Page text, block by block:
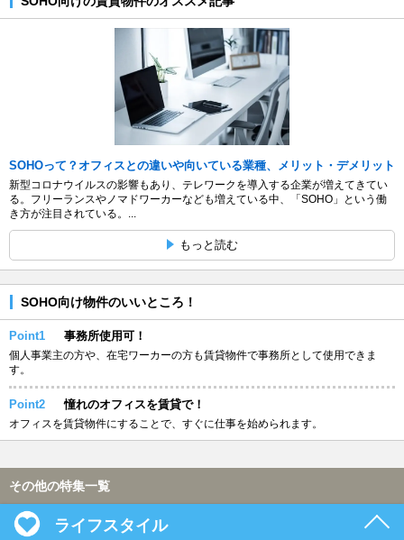
SOHOって？オフィスとの違いや向いている業種、メリット・デメリット
新型コロナウイルスの影響もあり、テレワークを導入する企業が増えてきてい
る。フリーランスやノマドワーカーなども増えている中、「SOHO」という働
き方が注目されている。...
もっと読む
SOHO向け物件のいいところ！
Point1 事務所使用可！
個人事業主の方や、在宅ワーカーの方も賃貸物件で事務所として使用できま
す。
Point2 憧れのオフィスを賃貸で！
オフィスを賃貸物件にすることで、すぐに仕事を始められます。
その他の特集一覧
ライフスタイル